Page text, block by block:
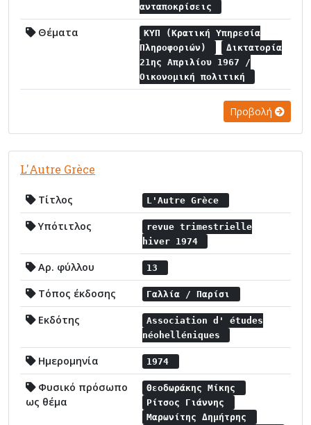
ανταποκρίσεις
Θέματα
ΚΥΠ (Κρατική Υπηρεσία
Πληροφοριών)
Δικτατορία
21ης Απριλίου 1967 /
Οικονομική πολιτική
Προβολή
L'Αutre Grèce
Τίτλος L'Αutre Grèce
Υπότιτλος
revue trimestrielle
hiver 1974
Αρ. φύλλου 13
Τόπος έκδοσης Γαλλία / Παρίσι
Εκδότης
Association d' études
néohelléniques
Ημερομηνία 1974
Φυσικό πρόσωπο
ως θέμα
Θεοδωράκης Μίκης
Ρίτσος Γιάννης
Μαρωνίτης Δημήτρης